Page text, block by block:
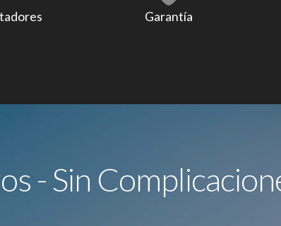
Garantía
- Sin